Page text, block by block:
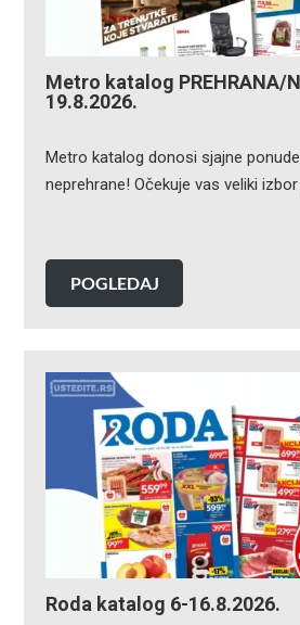
Metro katalog PREHRANA/
19.8.2026.
Metro katalog donosi sjajne
neprehrane! Očekuje vas veliki
POGLEDAJ
Roda katalog 6-16.8.2026.